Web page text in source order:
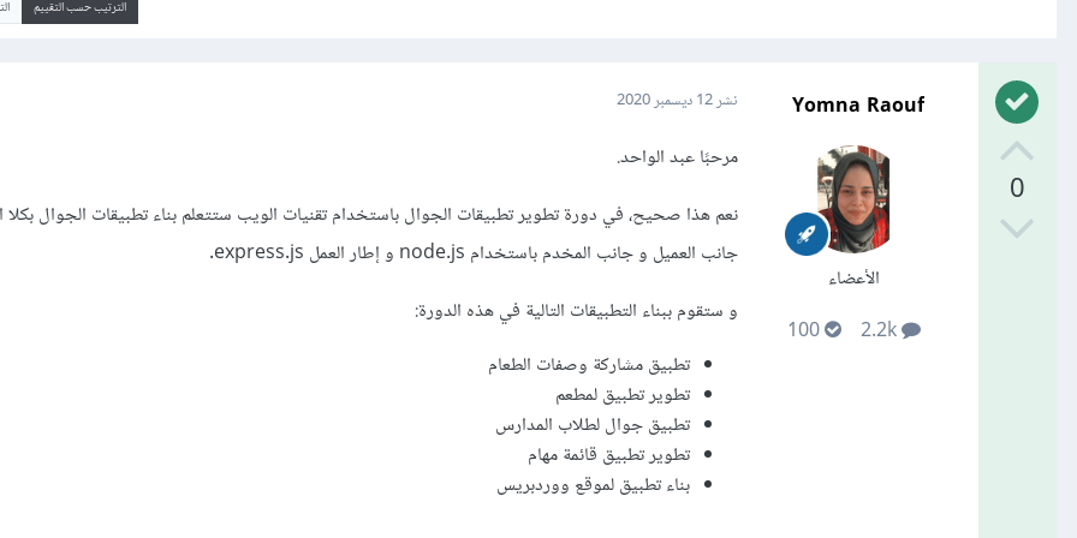
الترتيب حسب التقييم
0
Yomna Raouf
الأعضاء
2.2k
100
نشر12 ديسمبر 2020
مرحبًا عبد الواحد.
نعم هذا صحيح، في دورة تطوير تطبيقات الجوال باستخدام تقنيات الويب ستتعلم بناء تطبيقات الجوال بكلا
جانب العميل و جانب المخدم باستخدام node.js و إطار العمل express.js.
و ستقوم ببناء التطبيقات التالية في هذه الدورة:
تطبيق مشاركة وصفات الطعام
تطوير تطبيق لمطعم
تطبيق جوال لطلاب المدارس
تطوير تطبيق قائمة مهام
بناء تطبيق لموقع ووردبريس